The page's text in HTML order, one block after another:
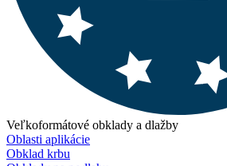
Veľkoformátové obklady a dlažby
Oblasti aplikácie
Obklad krbu